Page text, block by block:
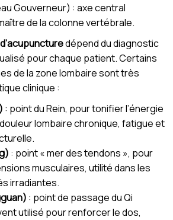
Gouverneur) : axe central
de la colonne vertébrale.
dépend du diagnostic
pour chaque patient. Certains
de la zone lombaire sont très
clinique :
: point du Rein, pour tonifier l’énergie
lombaire chronique, fatigue et
: point « mer des tendons », pour
musculaires, utilité dans les
irradiantes.
: point de passage du Qi
utilisé pour renforcer le dos,